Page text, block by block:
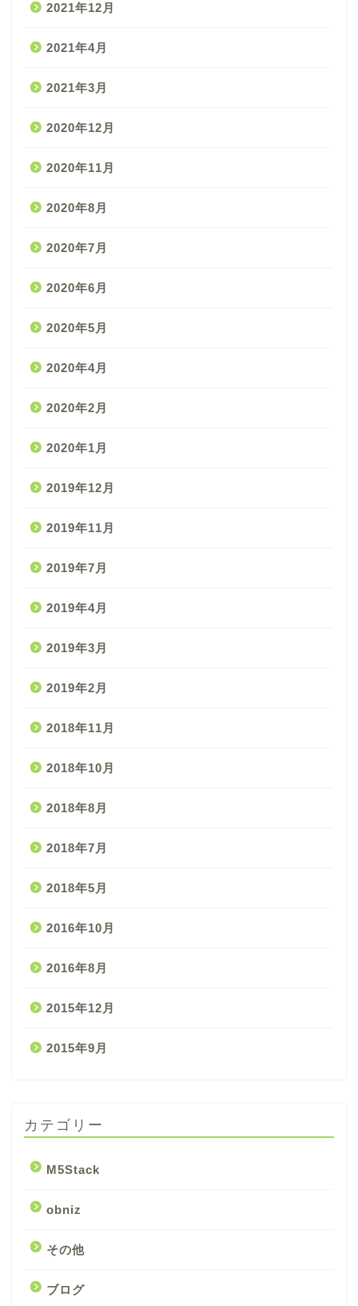
2021年12月
2021年4月
2021年3月
2020年12月
2020年11月
2020年8月
2020年7月
2020年6月
2020年5月
2020年4月
2020年2月
2020年1月
2019年12月
2019年11月
2019年7月
2019年4月
2019年3月
2019年2月
2018年11月
2018年10月
2018年8月
2018年7月
2018年5月
2016年10月
2016年8月
2015年12月
2015年9月
カテゴリー
M5Stack
obniz
その他
ブログ